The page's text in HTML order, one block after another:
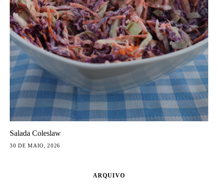
Salada Coleslaw
30 DE MAIO, 2026
ARQUIVO